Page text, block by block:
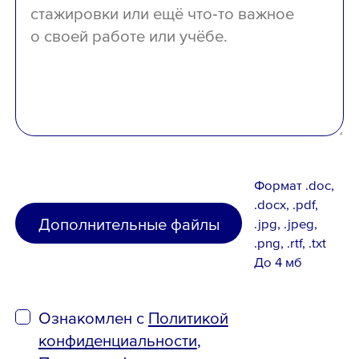
Дополнительные файлы
Формат .doc,
.docx, .pdf,
.jpg, .jpeg,
.png, .rtf, .txt
До 4 мб
Ознакомлен с Политикой
конфиденциальности,